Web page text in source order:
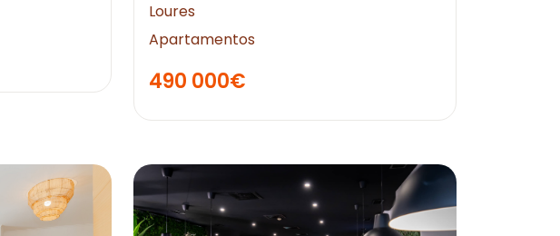
Loures
Apartamentos
490 000€